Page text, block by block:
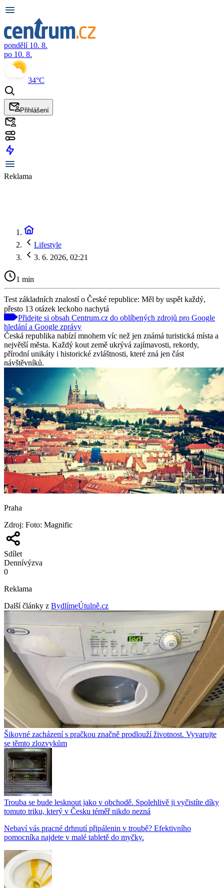
pondělí 10. 8.
po 10. 8.
34°C
Přihlášení
Reklama
Lifestyle
3. 6. 2026, 02:21
1 min
Test základních znalostí o České republice: Měl by uspět každý,
přesto 13 otázek leckoho nachytá
Přidejte si obsah Centrum.cz do oblíbených zdrojů pro Google
hledání a Google zprávy
Česká republika nabízí mnohem víc než jen známá turistická místa a
největší města. Každý kout země ukrývá zajímavosti, rekordy,
přírodní unikáty i historické zvláštnosti, které zná jen část
návštěvníků.
Praha
Zdroj: Foto: Magnific
Sdílet
Dennívýzva
0
Reklama
Další články z BydlímeÚtulně.cz
Šikovné zacházení s pračkou značně prodlouží životnost. Vyvarujte
se těmto zlozvykům
Trouba se bude lesknout jako v obchodě. Spolehlivě ji vyčistíte díky
tomuto triku, který v Česku téměř nikdo nezná
Nebaví vás pracné drhnutí připálenin v troubě? Efektivního
pomocníka najdete v malé tabletě do myčky.